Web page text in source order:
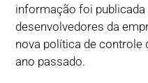
informação foi publicada
desenvolvedores da
nova política de controle
ano passado.